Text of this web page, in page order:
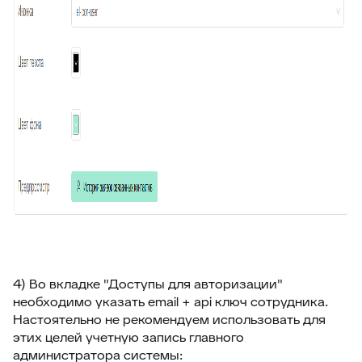
Отчёт по контролю качества заявки
Google переводчик
4) Во вкладке "Доступы для авторизации"
необходимо указать email + api ключ сотрудника.
Настоятельно не рекомендуем использовать для
этих целей учетную запись главного
администратора системы: